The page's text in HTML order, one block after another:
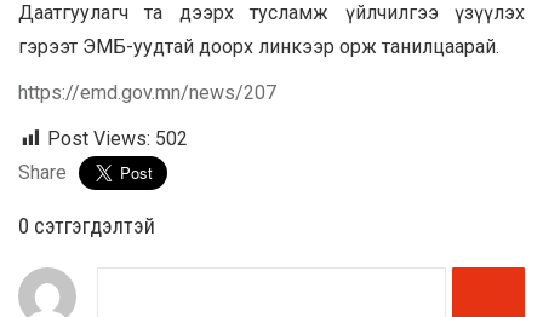
Даатгуулагч та дээрх тусламж үйлчилгээ үзүүлэх
гэрээт ЭМБ-уудтай доорх линкээр орж танилцаарай.
https://emd.gov.mn/news/207
Post Views: 502
Share
0 cэтгэгдэлтэй